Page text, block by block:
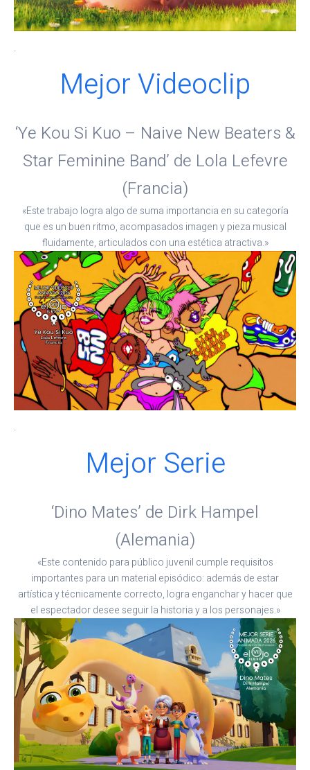
.
Mejor Videoclip
‘Ye Kou Si Kuo – Naive New Beaters &
Star Feminine Band’ de Lola Lefevre
(Francia)
«Este trabajo logra algo de suma importancia en su categoría
que es un buen ritmo, acompasados imagen y pieza musical
fluidamente, articulados con una estética atractiva.»
.
Mejor Serie
‘Dino Mates’ de Dirk Hampel
(Alemania)
«Este contenido para público juvenil cumple requisitos
importantes para un material episódico: además de estar
artística y técnicamente correcto, logra enganchar y hacer que
el espectador desee seguir la historia y a los personajes.»